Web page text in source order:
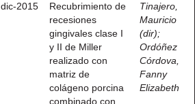
dic-2015
Recubrimiento de
recesiones
gingivales clase I
y II de Miller
realizado con
matriz de
colágeno porcina
combinado con
Tinajero,
Mauricio
(dir);
Ordóñez
Córdova,
Fanny
Elizabeth